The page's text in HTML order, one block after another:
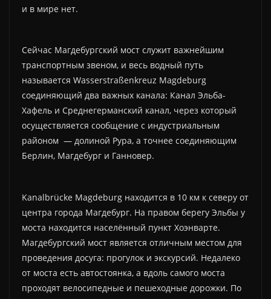
и в мире нет.
Сейчас Магдебургский мост служит важнейшим
транспортным звеном, и весь водный путь
называется Wasserstraßenkreuz Magdeburg
соединяющий два важных канала: Канал Эльба-
Хафель и Среднегерманский канал, через который
осуществляется сообщение с индустриальным
районом — долиной Рура, а точнее соединяющим
Берлин, Магдебург и Ганновер.
Kanalbrücke Magdeburg находится в 10 км к северу от
центра города Магдебург. На правом берегу Эльбы у
моста находится населённый пункт Хоэнварте.
Магдебургский мост является отличным местом для
проведения досуга: прогулок и экскурсий. Недалеко
от моста есть автостоянка, а вдоль самого моста
проходят велосипедные и пешеходные дорожки. По